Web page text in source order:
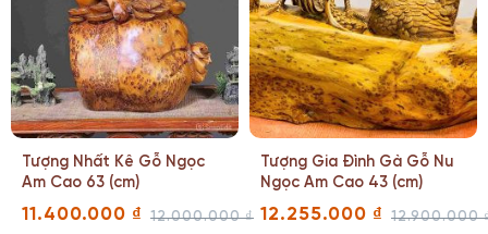
Tượng Nhất Kê Gỗ Ngọc
Am Cao 63 (cm)
12.000.000₫
11.400.000 ₫
Tượng Gia Đình Gà Gỗ Nu
Ngọc Am Cao 43 (cm)
12.900.000
12.255.000 ₫